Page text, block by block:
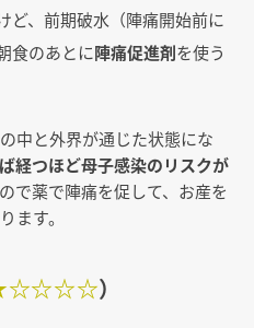
ど、前期破水（陣痛開始前に
食のあとに陣痛促進剤を使う
中と外界が通じた状態にな
経つほど母子感染のリスクが
で薬で陣痛を促して、お産を
ます。
）